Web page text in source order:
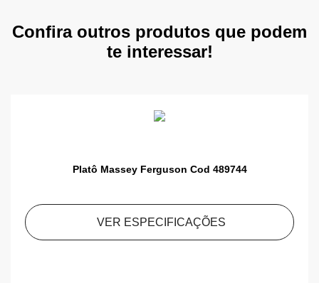
Confira outros produtos que podem
te interessar!
Platô Massey Ferguson Cod 489744
VER ESPECIFICAÇÕES